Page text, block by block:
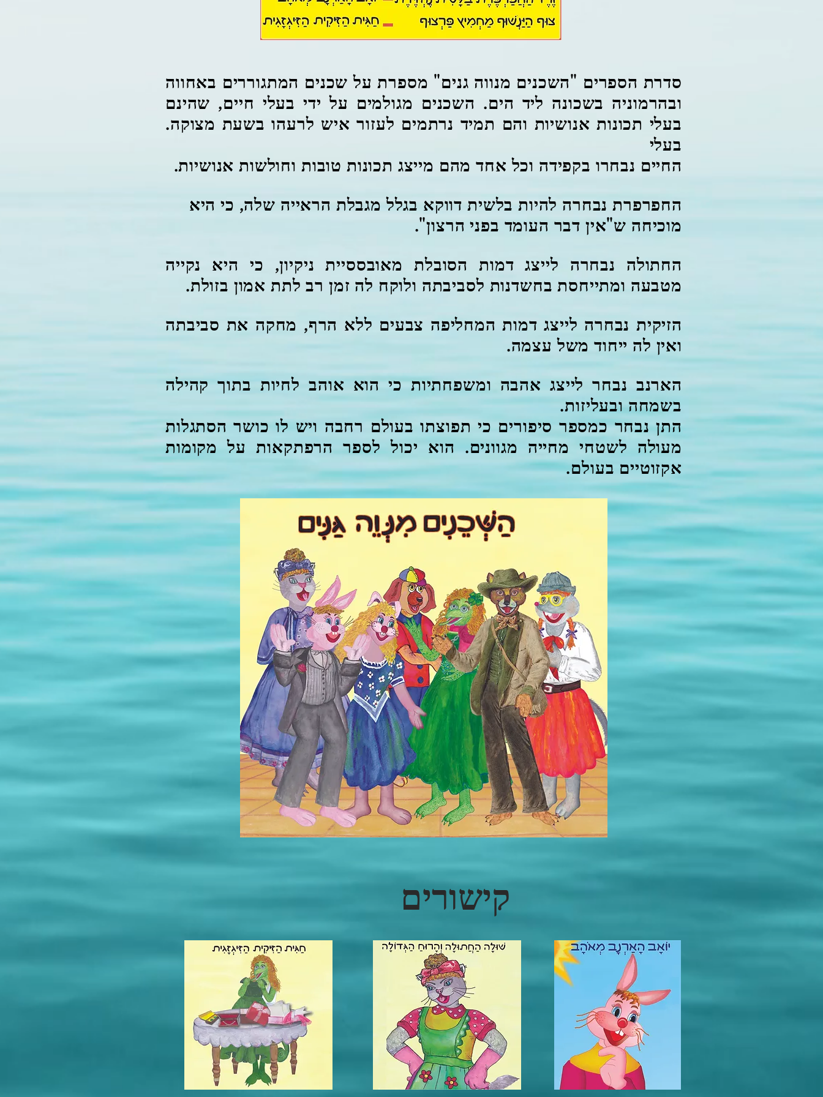
סדרת הספרים "השכנים מנווה גנים" מספרת על שכנים המתגוררים באחווה
ובהרמוניה בשכונה ליד הים. השכנים מגולמים על ידי בעלי חיים, שהינם
בעלי תכונות אנושיות והם תמיד נרתמים לעזור איש לרעהו בשעת מצוקה.
בעלי
החיים נבחרו בקפידה וכל אחד מהם מייצג תכונות טובות וחולשות אנושיות.
החפרפרת נבחרה להיות בלשית דווקא בגלל מגבלת הראייה שלה, כי היא
מוכיחה ש"אין דבר העומד בפני הרצון".
החתולה נבחרה לייצג דמות הסובלת מאובססיית ניקיון, כי היא נקייה
מטבעה ומתייחסת בחשדנות לסביבתה ולוקח לה זמן רב לתת אמון בזולת.
הזיקית נבחרה לייצג דמות המחליפה צבעים ללא הרף, מחקה את סביבתה
ואין לה ייחוד משל עצמה.
הארנב נבחר לייצג אהבה ומשפחתיות כי הוא אוהב לחיות בתוך קהילה
בשמחה ובעליזות.
התן נבחר כמספר סיפורים כי תפוצתו בעולם רחבה ויש לו כושר הסתגלות
מעולה לשטחי מחייה מגוונים. הוא יכול לספר הרפתקאות על מקומות
אקזוטיים בעולם.
קישורים